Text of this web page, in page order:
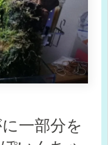
一部分を